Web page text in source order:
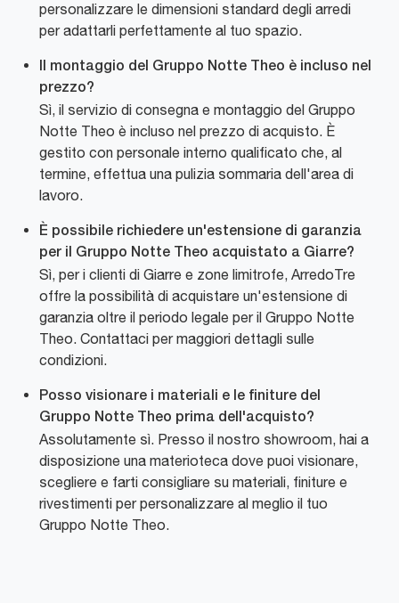
personalizzare le dimensioni standard degli arredi
per adattarli perfettamente al tuo spazio.
Il montaggio del Gruppo Notte Theo è incluso nel
prezzo?
Sì, il servizio di consegna e montaggio del Gruppo
Notte Theo è incluso nel prezzo di acquisto. È
gestito con personale interno qualificato che, al
termine, effettua una pulizia sommaria dell'area di
lavoro.
È possibile richiedere un'estensione di garanzia
per il Gruppo Notte Theo acquistato a Giarre?
Sì, per i clienti di Giarre e zone limitrofe, ArredoTre
offre la possibilità di acquistare un'estensione di
garanzia oltre il periodo legale per il Gruppo Notte
Theo. Contattaci per maggiori dettagli sulle
condizioni.
Posso visionare i materiali e le finiture del
Gruppo Notte Theo prima dell'acquisto?
Assolutamente sì. Presso il nostro showroom, hai a
disposizione una materioteca dove puoi visionare,
scegliere e farti consigliare su materiali, finiture e
rivestimenti per personalizzare al meglio il tuo
Gruppo Notte Theo.